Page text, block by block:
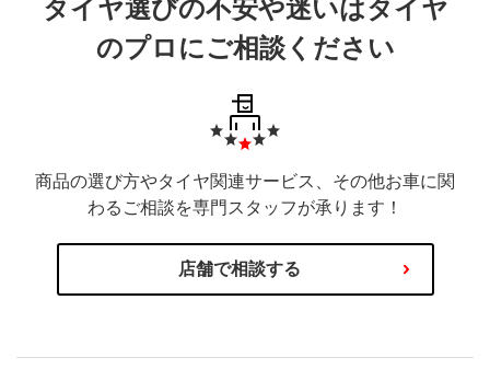
タイヤ選びの不安や迷いはタイヤ
のプロにご相談ください
商品の選び方やタイヤ関連サービス、その他お車に関
わるご相談を専門スタッフが承ります！
店舗で相談する